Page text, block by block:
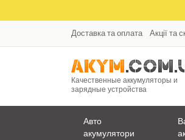
Доставка та оплата Акції та
Качественные аккумуляторы и
зарядные устройства
Авто
акумулятори